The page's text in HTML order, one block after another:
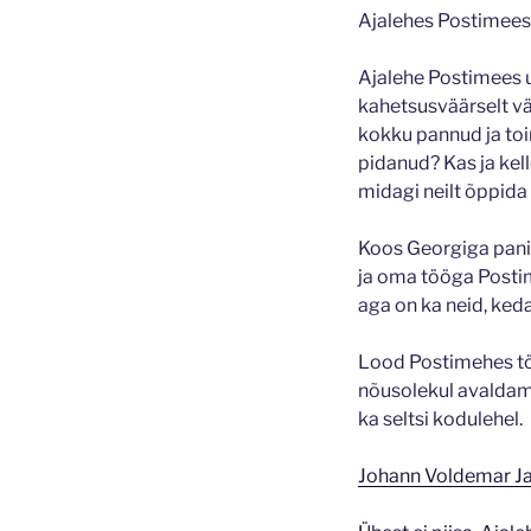
Ajalehes
Ajalehe Postimees
kahetsusväärselt
kokku pannud ja
pidanud? Kas ja
midagi neilt õppida
Koos Georgiga
ja oma tööga
aga on ka neid,
Lood Postimehes
nõusolekul
ka seltsi kodulehel.
Johann Voldemar